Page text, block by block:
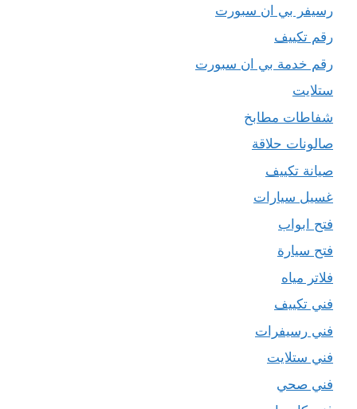
رسيفر بي ان سبورت
رقم تكييف
رقم خدمة بي ان سبورت
ستلايت
شفاطات مطابخ
صالونات حلاقة
صيانة تكييف
غسيل سيارات
فتح ابواب
فتح سيارة
فلاتر مياه
فني تكييف
فني رسيفرات
فني ستلايت
فني صحي